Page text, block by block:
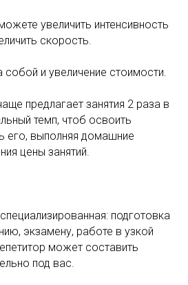
увеличить интенсивность
скорость.
собой и увеличение стоимости.
предлагает занятия 2 раза в
темп, чтоб освоить
его, выполняя домашние
цены занятий.
подготовка
экзамену, работе в узкой
может составить
под вас.